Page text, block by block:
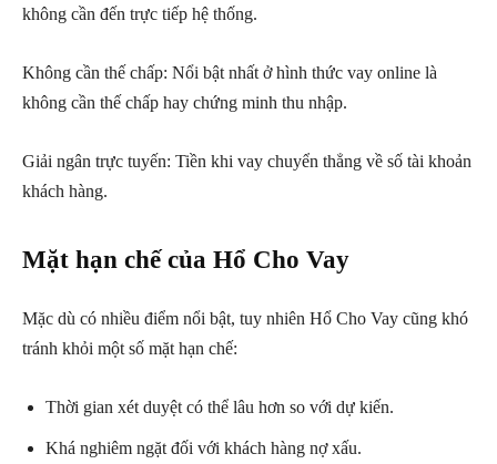
không cần đến trực tiếp hệ thống.
Không cần thế chấp: Nổi bật nhất ở hình thức vay online là
không cần thế chấp hay chứng minh thu nhập.
Giải ngân trực tuyến: Tiền khi vay chuyển thẳng về số tài khoản
khách hàng.
Mặt hạn chế của Hổ Cho Vay
Mặc dù có nhiều điểm nổi bật, tuy nhiên Hổ Cho Vay cũng khó
tránh khỏi một số mặt hạn chế:
Thời gian xét duyệt có thể lâu hơn so với dự kiến.
Khá nghiêm ngặt đối với khách hàng nợ xấu.